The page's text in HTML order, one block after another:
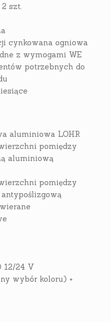
szt.
cynkowana ogniowa
z wymogami WE
potrzebnych do
aluminiowa LOHR
pomiędzy
aluminiową
pomiędzy
12/24 V
wybór koloru) +